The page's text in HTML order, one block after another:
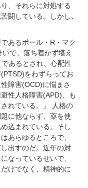
、それらに対処する
闘している。しかし､
あるポール・R・マク
で、落ち着かず堪え
あるとされ、心配性
をわずらってお
障害(OCD)に悩まさ
性人格障害(APD)、も
れている。」
人格の
に他ならず、薬を使
込まれている。そし
あらゆるところで、
出すのだ。近年の対
なっているせいで、
けでなく、精神的に